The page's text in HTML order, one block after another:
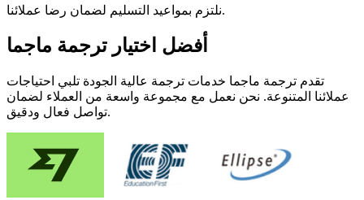
نلتزم بمواعيد التسليم لضمان رضا عملائنا.
أفضل اختيار ترجمة ماجما
تقدم ترجمة ماجما خدمات ترجمة عالية الجودة تلبي احتياجات
عملائنا المتنوعة. نحن نعمل مع مجموعة واسعة من العملاء لضمان
تواصل فعال ودقيق.